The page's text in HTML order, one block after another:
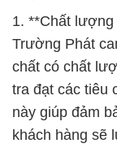
1. **Chất
Trường Phát
chất có chất
tra đạt các tiêu
này giúp đảm
khách hàng sẽ